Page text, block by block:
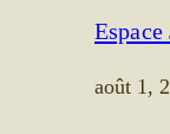
août 1,